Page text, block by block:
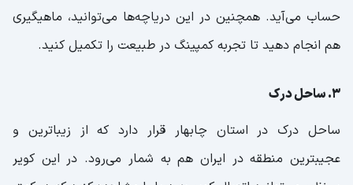
حساب می‌آید. همچنین در این دریاچه‌ها می‌توانید، ماهیگیری
هم انجام دهید تا تجربه کمپینگ در طبیعت را تکمیل کنید.
3. ساحل درک
ساحل درک در استان چابهار قرار دارد که از زیباترین و
عجیبترین منطقه در ایران هم به شمار می‌رود. در این کویر